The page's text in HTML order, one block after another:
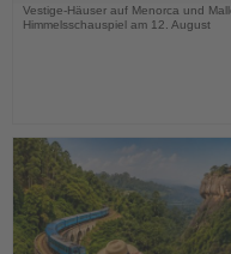
Vestige-Häuser auf Menorca und
Himmelsschauspiel am 12. August